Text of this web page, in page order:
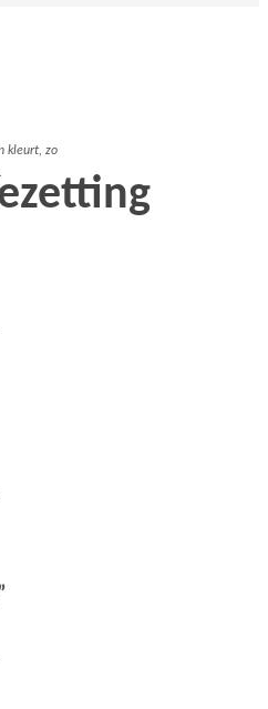
kleurt, zo